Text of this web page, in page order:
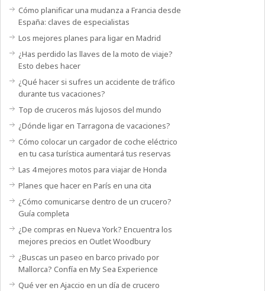
Cómo planificar una mudanza a Francia desde
España: claves de especialistas
Los mejores planes para ligar en Madrid
¿Has perdido las llaves de la moto de viaje?
Esto debes hacer
¿Qué hacer si sufres un accidente de tráfico
durante tus vacaciones?
Top de cruceros más lujosos del mundo
¿Dónde ligar en Tarragona de vacaciones?
Cómo colocar un cargador de coche eléctrico
en tu casa turística aumentará tus reservas
Las 4 mejores motos para viajar de Honda
Planes que hacer en París en una cita
¿Cómo comunicarse dentro de un crucero?
Guía completa
¿De compras en Nueva York? Encuentra los
mejores precios en Outlet Woodbury
¿Buscas un paseo en barco privado por
Mallorca? Confía en My Sea Experience
Qué ver en Ajaccio en un día de crucero